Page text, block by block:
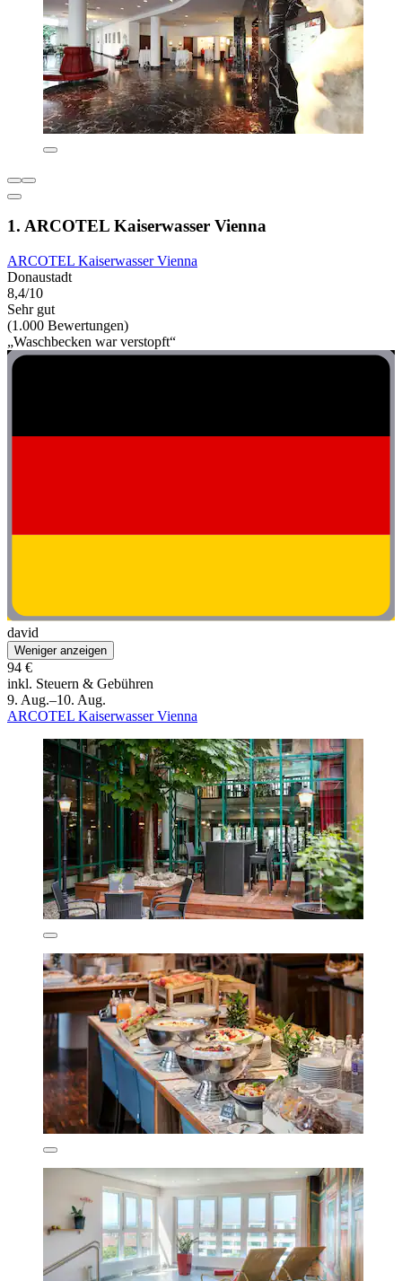
1. ARCOTEL Kaiserwasser Vienna
ARCOTEL Kaiserwasser Vienna
Donaustadt
8,4/10
Sehr gut
(1.000 Bewertungen)
„Waschbecken war verstopft“
david
Weniger anzeigen
94 €
inkl. Steuern & Gebühren
9. Aug.–10. Aug.
ARCOTEL Kaiserwasser Vienna